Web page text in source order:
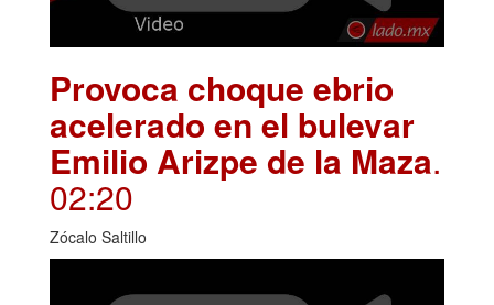
Provoca choque ebrio
acelerado en el bulevar
Emilio Arizpe de la Maza.
02:20
Zócalo Saltillo